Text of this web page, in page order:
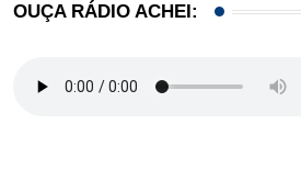
OUÇA RÁDIO ACHEI: